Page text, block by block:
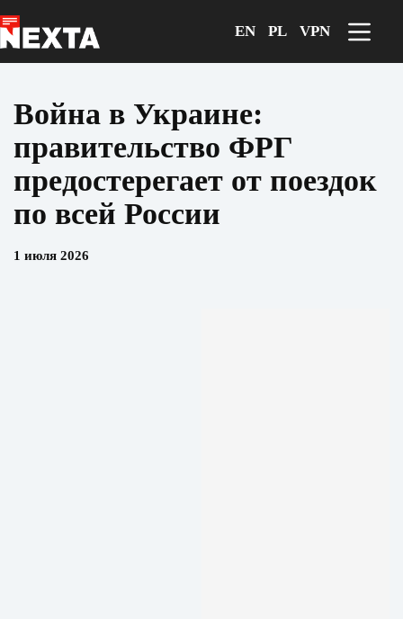
к
сути
EN PL VPN
Война в Украине:
правительство ФРГ
предостерегает от поездок
по всей России
1 июля 2026